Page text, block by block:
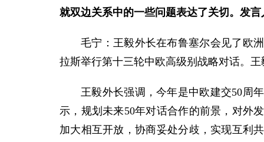
就双边关系中的一些问题表达了关切。发
毛宁：王毅外长在布鲁塞尔会见了欧
拉斯举行第十三轮中欧高级别战略对话。
王毅外长强调，今年是中欧建交50周
示，规划未来50年对话合作的前景，对外
加大相互开放，协商妥处分歧，实现互利